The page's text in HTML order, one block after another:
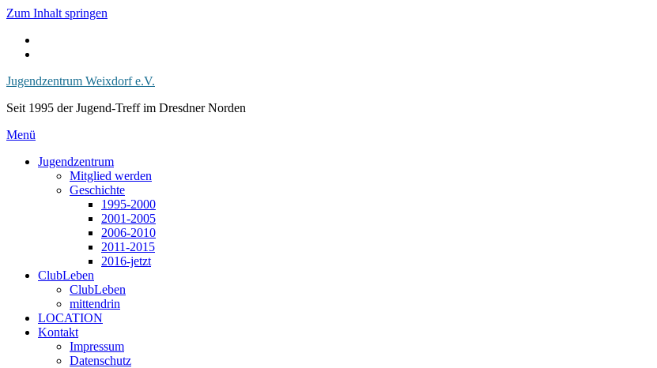
Zum Inhalt springen
Jugendzentrum Weixdorf e.V.
Seit 1995 der Jugend-Treff im Dresdner Norden
Menü
Jugendzentrum
Mitglied werden
Geschichte
1995-2000
2001-2005
2006-2010
2011-2015
2016-jetzt
ClubLeben
ClubLeben
mittendrin
LOCATION
Kontakt
Impressum
Datenschutz